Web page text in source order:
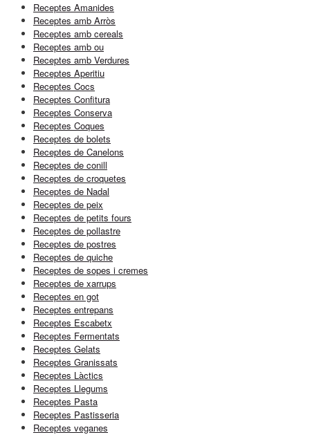
Receptes Amanides
Receptes amb Arròs
Receptes amb cereals
Receptes amb ou
Receptes amb Verdures
Receptes Aperitiu
Receptes Cocs
Receptes Confitura
Receptes Conserva
Receptes Coques
Receptes de bolets
Receptes de Canelons
Receptes de conill
Receptes de croquetes
Receptes de Nadal
Receptes de peix
Receptes de petits fours
Receptes de pollastre
Receptes de postres
Receptes de quiche
Receptes de sopes i cremes
Receptes de xarrups
Receptes en got
Receptes entrepans
Receptes Escabetx
Receptes Fermentats
Receptes Gelats
Receptes Granissats
Receptes Làctics
Receptes Llegums
Receptes Pasta
Receptes Pastisseria
Receptes veganes